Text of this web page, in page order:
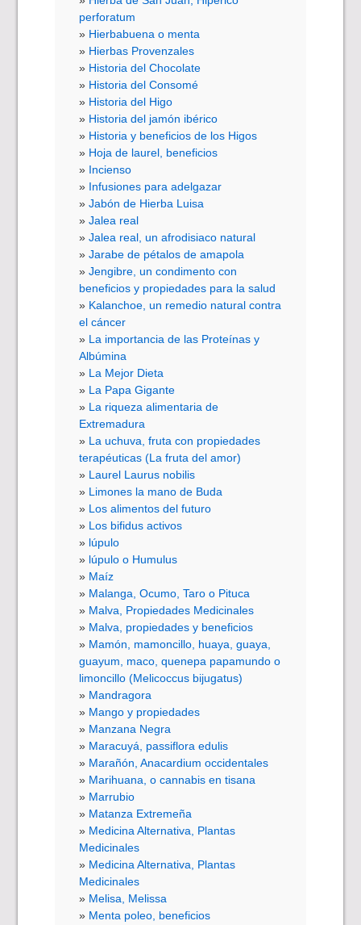
perforatum
Hierbabuena o menta
Hierbas Provenzales
Historia del Chocolate
Historia del Consomé
Historia del Higo
Historia del jamón ibérico
Historia y beneficios de los Higos
Hoja de laurel, beneficios
Incienso
Infusiones para adelgazar
Jabón de Hierba Luisa
Jalea real
Jalea real, un afrodisiaco natural
Jarabe de pétalos de amapola
Jengibre, un condimento con
beneficios y propiedades para la salud
Kalanchoe, un remedio natural contra
el cáncer
La importancia de las Proteínas y
Albúmina
La Mejor Dieta
La Papa Gigante
La riqueza alimentaria de
Extremadura
La uchuva, fruta con propiedades
terapéuticas (La fruta del amor)
Laurel Laurus nobilis
Limones la mano de Buda
Los alimentos del futuro
Los bifidus activos
lúpulo
lúpulo o Humulus
Maíz
Malanga, Ocumo, Taro o Pituca
Malva, Propiedades Medicinales
Malva, propiedades y beneficios
Mamón, mamoncillo, huaya, guaya,
guayum, maco, quenepa papamundo o
limoncillo (Melicoccus bijugatus)
Mandragora
Mango y propiedades
Manzana Negra
Maracuyá, passiflora edulis
Marañón, Anacardium occidentales
Marihuana, o cannabis en tisana
Marrubio
Matanza Extremeña
Medicina Alternativa, Plantas
Medicinales
Medicina Alternativa, Plantas
Medicinales
Melisa, Melissa
Menta poleo, beneficios